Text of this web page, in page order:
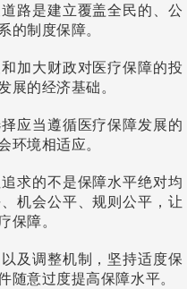
路是建立覆盖全民的、公
的制度保障。
加大财政对医疗保障的投
展的经济基础。
应当遵循医疗保障发展的
环境相适应。
求的不是保障水平绝对均
机会公平、规则公平，让
保障。
及调整机制，坚持适度保
随意过度提高保障水平。